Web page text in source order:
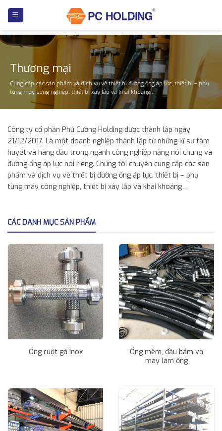
Thương mại
Cung cấp các sản phẩm và dịch vụ về thiết bị đường ống áp lực, thiết bị – phụ
tùng máy công nghiệp, thiết bị xây lắp và khai khoáng…
Công ty cổ phần Phú Cường Holding được thành lập ngày
21/12/2017. Là một doanh nghiệp thành lập từ những kĩ sư tâm
huyết và hàng đầu trong ngành công nghiệp nặng nói chung và
đường ống áp lực nói riêng. Chúng tôi chuyên cung cấp các sản
phẩm và dịch vụ về thiết bị đường ống áp lực, thiết bị – phụ
tùng máy công nghiệp, thiết bị xây lắp và khai khoáng…
CÁC DANH MỤC SẢN PHẨM
Ống ruột gà inox
Ống mềm, đầu bấm và
máy làm ống